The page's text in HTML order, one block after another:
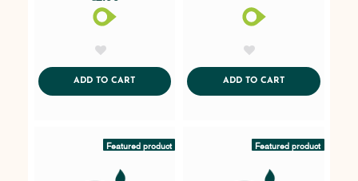
ADD TO CARTADDTOCART ADD TO CARTADDTOCART
Featured product Featured product